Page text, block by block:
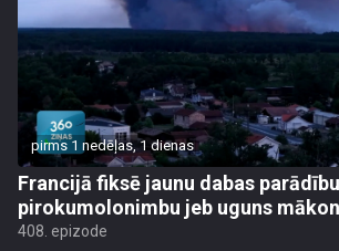
pirms 1 nedēļas, 1 dienas
Francijā fiksē jaunu dabas
pirokumolonimbu jeb uguns
408. epizode